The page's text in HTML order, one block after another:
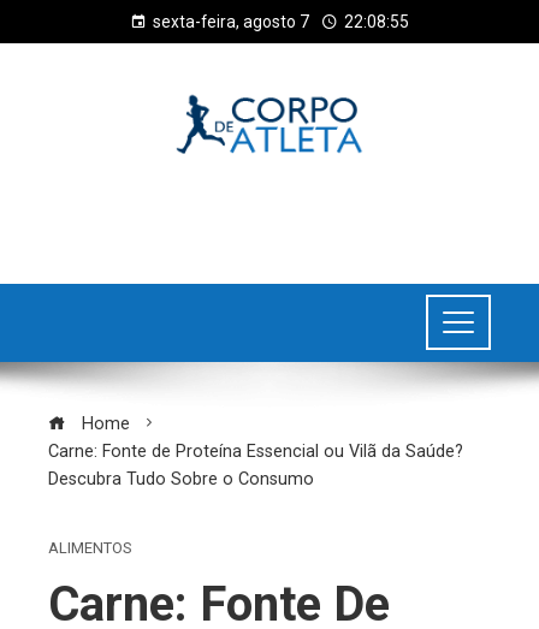
sexta-feira, agosto 7 22:08:56
Home
Carne: Fonte de Proteína Essencial ou Vilã da Saúde?
Descubra Tudo Sobre o Consumo
ALIMENTOS
Carne: Fonte De